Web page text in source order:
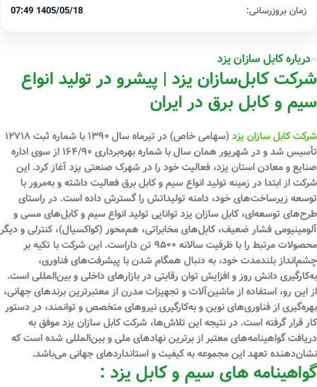
زمان بروزرسانی:
1405/05/18 07:49
درباره کابل سازان یزد
شرکت کابل‌سازان یزد | پیشرو در تولید انواع
سیم و کابل برق در ایران
شرکت کابل سازان یزد
(سهامی خاص) در تیرماه سال ۱۳۹۰ با شماره ثبت ۱۲۷۱۸
تأسیس شد و در شهریور همان سال با شماره بهره‌برداری ۱۶۴/۹۰ از سوی اداره
صنایع و معادن استان یزد، فعالیت خود را در شهرک صنعتی یزد آغاز کرد. این
شرکت از ابتدا در زمینه تولید انواع سیم و کابل برق فعالیت داشته و به‌مرور با
توسعه زیرساخت‌های خود، دامنه تولیداتش را گسترش داده است. در راستای
طرح‌های توسعه‌ای، کابل سازان یزد توانایی تولید انواع سیم و کابل‌های مسی و
آلومینیومی فشار ضعیف، کابل‌های مخابراتی، هم‌محور (کواکسیال)، کنترلی و دیگر
محصولات مرتبط را با ظرفیت سالانه ۹۵۰۰ تن داراست. این شرکت با تکیه بر
چشم‌انداز بلندمدت خود، به دنبال همگام شدن با پیشرفت‌های فناوری،
به‌کارگیری دانش روز و افزایش توان رقابتی در بازارهای داخلی و بین‌المللی است.
از این رو، استفاده از ماشین‌آلات و تجهیزات مدرن از معتبرترین برندهای جهانی،
بهره‌گیری از فناوری‌های نوین و به‌کارگیری نیروهای متخصص و توانمند، در دستور
کار قرار گرفته است. در نتیجه این تلاش‌ها، شرکت کابل سازان یزد موفق به
دریافت گواهینامه‌های معتبر از برترین نهادهای ملی و بین‌المللی شده است که
نشان‌دهنده تعهد این مجموعه به کیفیت و استانداردهای جهانی می‌باشد.
گواهینامه های سیم و کابل یزد :